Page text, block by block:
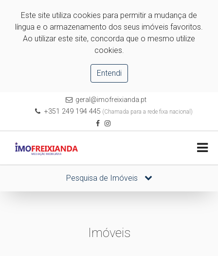
Este site utiliza cookies para permitir a mudança de
língua e o armazenamento dos seus imóveis favoritos.
Ao utilizar este site, concorda que o mesmo utilize
cookies.
Entendi
geral@imofreixianda.pt
+351 249 194 445 (Chamada para a rede fixa nacional)
Pesquisa de Imóveis
Imóveis